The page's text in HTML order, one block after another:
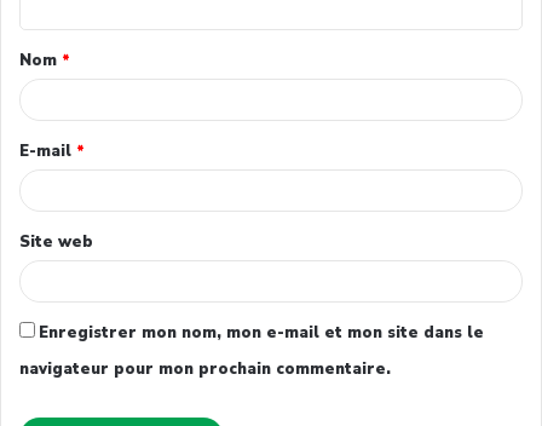
Nom *
E-mail *
Site web
Enregistrer mon nom, mon e-mail et mon site dans le
navigateur pour mon prochain commentaire.